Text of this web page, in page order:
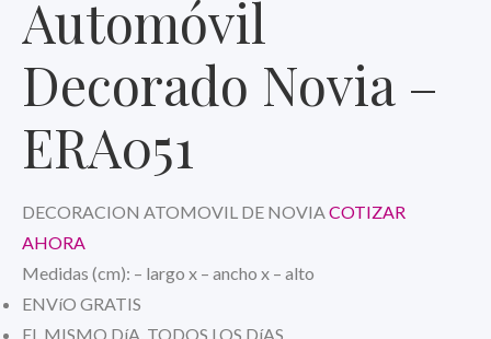
Automóvil
Decorado Novia –
ERA051
DECORACION ATOMOVIL DE NOVIACOTIZAR
AHORA
Medidas (cm): – largo x – ancho x – alto
ENVíO GRATIS
EL MISMO DíA, TODOS LOS DíAS